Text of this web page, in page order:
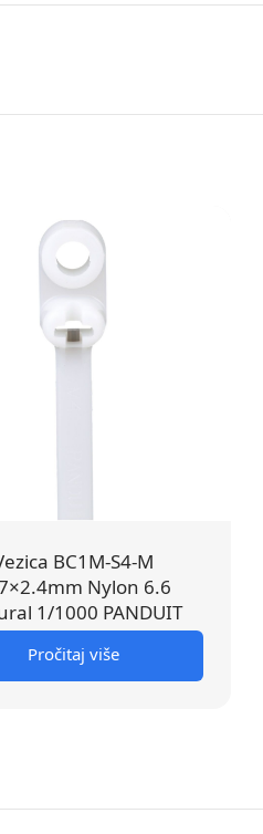
BC1M-S4-M
Nylon 6.6
1/1000 PANDUIT
Pročitaj više